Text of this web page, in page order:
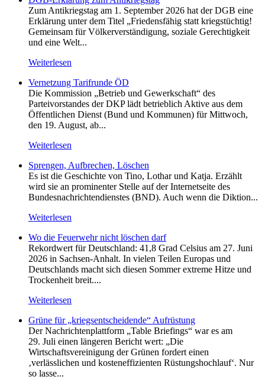
Zum Antikriegstag am 1. September 2026 hat der DGB eine
Erklärung unter dem Titel „Friedensfähig statt kriegstüchtig!
Gemeinsam für Völkerverständigung, soziale Gerechtigkeit
und eine Welt...
Weiterlesen
Vernetzung Tarifrunde ÖD
Die Kommission „Betrieb und Gewerkschaft“ des
Parteivorstandes der DKP lädt betrieblich Aktive aus dem
Öffentlichen Dienst (Bund und Kommunen) für Mittwoch,
den 19. August, ab...
Weiterlesen
Sprengen, Aufbrechen, Löschen
Es ist die Geschichte von Tino, Lothar und Katja. Erzählt
wird sie an prominenter Stelle auf der Internetseite des
Bundesnachrichtendienstes (BND). Auch wenn die Diktion...
Weiterlesen
Wo die Feuerwehr nicht löschen darf
Rekordwert für Deutschland: 41,8 Grad Celsius am 27. Juni
2026 in Sachsen-Anhalt. In vielen Teilen Europas und
Deutschlands macht sich diesen Sommer extreme Hitze und
Trockenheit breit....
Weiterlesen
Grüne für „kriegsentscheidende“ Aufrüstung
Der Nachrichtenplattform „Table Briefings“ war es am
29. Juli einen längeren Bericht wert: „Die
Wirtschaftsvereinigung der Grünen fordert einen
‚verlässlichen und kosteneffizienten Rüstungshochlauf‘. Nur
so lasse...